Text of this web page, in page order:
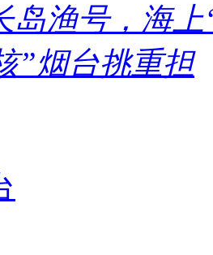
岛渔号，海
”烟台挑重担